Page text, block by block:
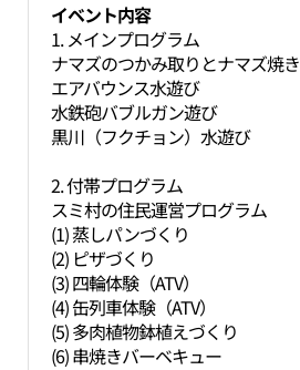
イベント内容
1. メインプログラム
ナマズのつかみ取りとナマズ焼き
エアバウンス水遊び
水鉄砲バブルガン遊び
黒川（フクチョン）水遊び
2. 付帯プログラム
スミ村の住民運営プログラム
(1) 蒸しパンづくり
(2) ピザづくり
(3) 四輪体験（ATV）
(4) 缶列車体験（ATV）
(5) 多肉植物鉢植えづくり
(6) 串焼きバーベキュー